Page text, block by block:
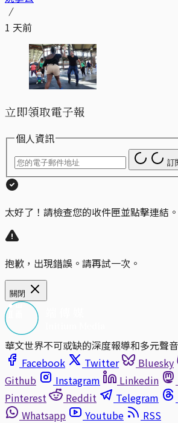
1 天前
立即領取電子報
個人資訊
訂
太好了！請檢查您的收件匣並點擊連結。
抱歉，出現錯誤。請再試一次。
關閉
華文世界不可或缺的深度報導和多元聲音
Facebook
Twitter Bluesky
Github
Instagram Linkedin
Pinterest
Reddit Telegram
Whatsapp
Youtube
RSS